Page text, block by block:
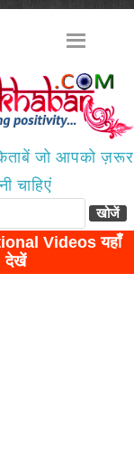
जो आपको ज़रूर
चाहिएं